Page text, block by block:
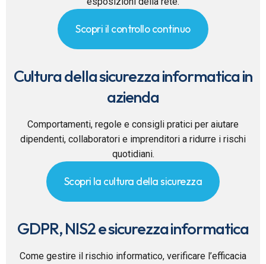
Scopri il controllo continuo
Cultura della sicurezza informatica in
azienda
Comportamenti, regole e consigli pratici per aiutare
dipendenti, collaboratori e imprenditori a ridurre i rischi
quotidiani.
Scopri la cultura della sicurezza
GDPR, NIS2 e sicurezza informatica
Come gestire il rischio informatico, verificare l’efficacia